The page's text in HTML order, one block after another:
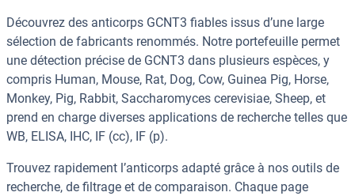
Découvrez des anticorps GCNT3 fiables issus d’une large
sélection de fabricants renommés. Notre portefeuille permet
une détection précise de GCNT3 dans plusieurs espèces, y
compris Human, Mouse, Rat, Dog, Cow, Guinea Pig, Horse,
Monkey, Pig, Rabbit, Saccharomyces cerevisiae, Sheep, et
prend en charge diverses applications de recherche telles que
WB, ELISA, IHC, IF (cc), IF (p).
Trouvez rapidement l’anticorps adapté grâce à nos outils de
recherche, de filtrage et de comparaison. Chaque page